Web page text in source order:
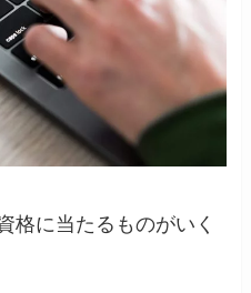
格に当たるものがいく